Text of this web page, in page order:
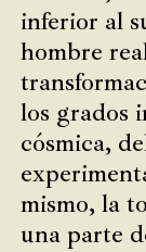
inferior al
hombre
los grados
cósmica,
mismo, la
una parte